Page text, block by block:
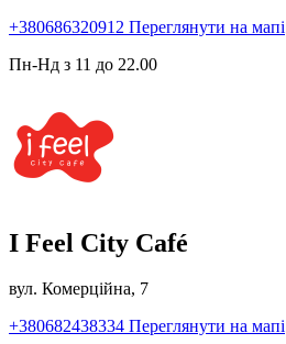
+380686320912 Переглянути на мапі
Пн-Нд з 11 до 22.00
I Feel City Café
вул. Комерційна, 7
+380682438334 Переглянути на мапі